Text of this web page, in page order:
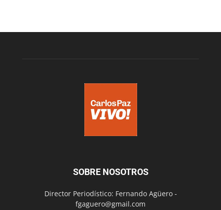
SOBRE NOSOTROS
Director Periodístico: Fernando Agüero -
fgaguero@gmail.com